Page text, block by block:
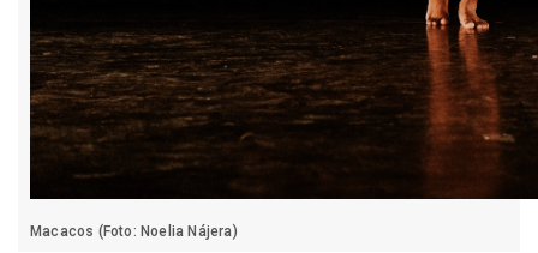
Macacos (Foto: Noelia Nájera)